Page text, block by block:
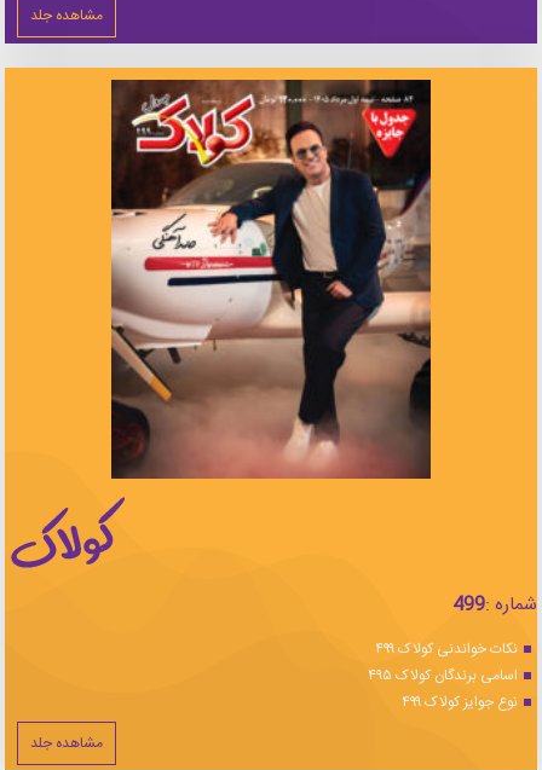
مشاهده جلد
شماره :499
نکات خواندنی کولاک ۴۹۹
اسامی برندگان کولاک ۴۹۵
نوع جوایز کولاک ۴۹۹
مشاهده جلد